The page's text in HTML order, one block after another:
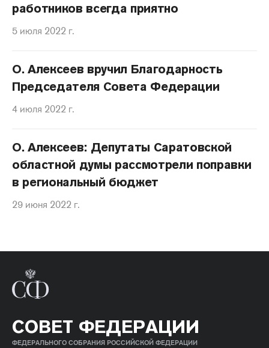
работников всегда приятно
5 июля 2022 г.
О. Алексеев вручил Благодарность
Председателя Совета Федерации
4 июля 2022 г.
О. Алексеев: Депутаты Саратовской
областной думы рассмотрели поправки
в региональный бюджет
29 июня 2022 г.
СОВЕТ ФЕДЕРАЦИИ
ФЕДЕРАЛЬНОГО СОБРАНИЯ РОССИЙСКОЙ ФЕДЕРАЦИИ